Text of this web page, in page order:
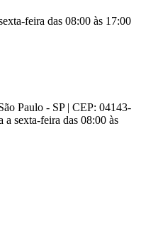
feira das 08:00 às 17:00
Paulo - SP | CEP: 04143-
a sexta-feira das 08:00 às